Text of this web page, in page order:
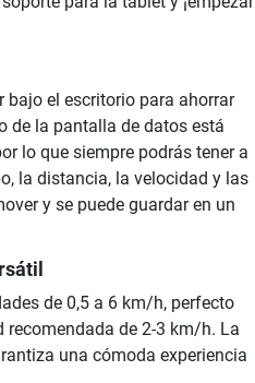
el escritorio para ahorrar
de la pantalla de datos está
lo que siempre podrás tener a
la distancia, la velocidad y las
y se puede guardar en un
de 0,5 a 6 km/h, perfecto
de 2-3 km/h. La
una cómoda experiencia